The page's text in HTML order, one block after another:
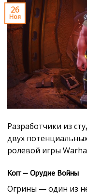
26
Ноя
Разработчики из
двух
ролевой игры
Когг — Орудие Войны
Огрины — один из